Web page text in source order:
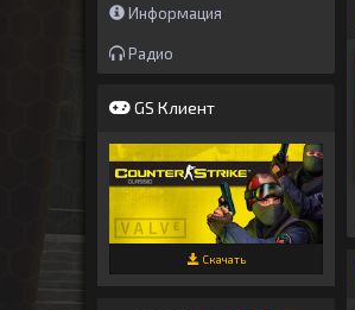
Информация
Радио
GS Клиент
Скачать